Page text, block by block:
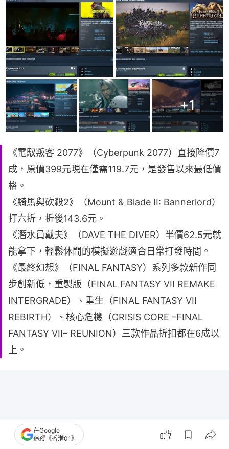
+1
《電馭叛客 2077》（Cyberpunk 2077）直接降價7
成，原價399元現在僅需119.7元，是發售以來最低價
格。
《騎馬與砍殺2》（Mount & Blade II: Bannerlord）
打六折，折後143.6元。
《潛水員戴夫》（DAVE THE DIVER）半價62.5元就
能拿下，輕鬆休閒的模擬遊戲適合日常打發時間。
《最終幻想》（FINAL FANTASY）系列多款新作同
步創新低，重製版（FINAL FANTASY VII REMAKE
INTERGRADE）、重生（FINAL FANTASY VII
REBIRTH）、核心危機（CRISIS CORE –FINAL
FANTASY VII– REUNION）三款作品折扣都在6成以
上。
在Google
追蹤《香港01》